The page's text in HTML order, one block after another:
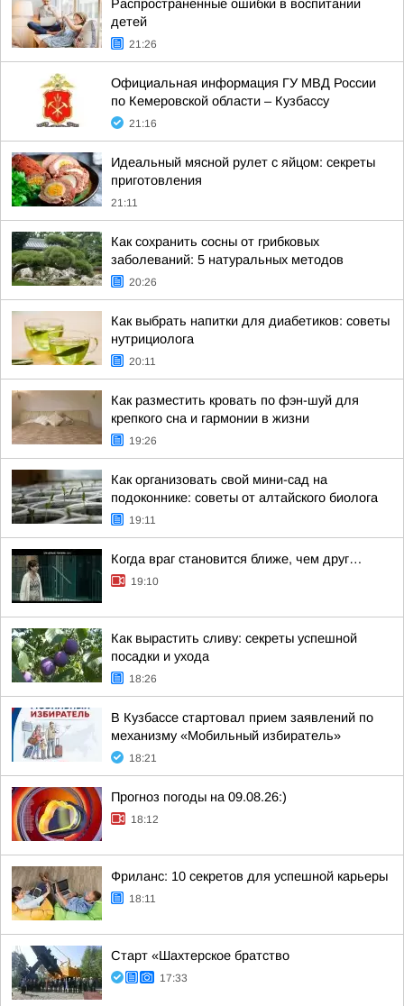
Распространенные ошибки в воспитании
детей
21:26
Официальная информация ГУ МВД России
по Кемеровской области – Кузбассу
21:16
Идеальный мясной рулет с яйцом: секреты
приготовления
21:11
Как сохранить сосны от грибковых
заболеваний: 5 натуральных методов
20:26
Как выбрать напитки для диабетиков: советы
нутрициолога
20:11
Как разместить кровать по фэн-шуй для
крепкого сна и гармонии в жизни
19:26
Как организовать свой мини-сад на
подоконнике: советы от алтайского биолога
19:11
Когда враг становится ближе, чем друг…
19:10
Как вырастить сливу: секреты успешной
посадки и ухода
18:26
В Кузбассе стартовал прием заявлений по
механизму «Мобильный избиратель»
18:21
Прогноз погоды на 09.08.26:)
18:12
Фриланс: 10 секретов для успешной карьеры
18:11
Старт «Шахтерское братство
17:33